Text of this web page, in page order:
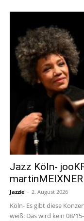
Jazz Köln-
Jazzie - 2. August 2026
Köln- Es gibt diese
weiß: Das wird kein 08/